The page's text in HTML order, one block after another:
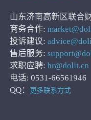
山东济南高新区联合
商务合作:
投诉建议:
售后服务:
求职应聘: hr@dolit.cn
电话: 0531-66561946
QQ：
更多联系方式